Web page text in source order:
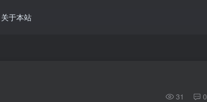
关于本站
31 0